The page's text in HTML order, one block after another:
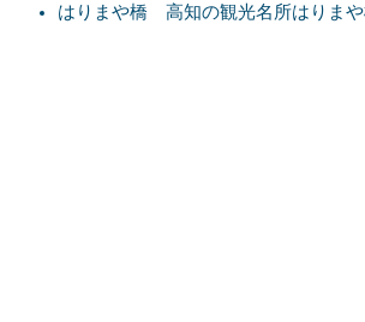
はりまや橋 高知の観光名所はりま